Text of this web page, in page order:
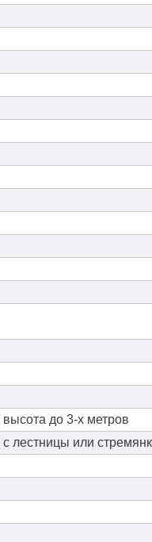
до 3-х метров
лестницы или